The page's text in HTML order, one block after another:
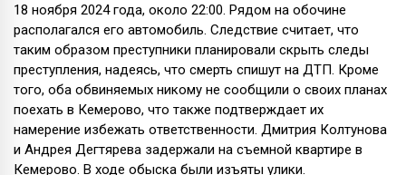
18 ноября 2024 года, около 22:00. Рядом на обочине
располагался его автомобиль. Следствие считает, что
таким образом преступники планировали скрыть следы
преступления, надеясь, что смерть спишут на ДТП. Кроме
того, оба обвиняемых никому не сообщили о своих планах
поехать в Кемерово, что также подтверждает их
намерение избежать ответственности. Дмитрия Колтунова
и Андрея Дегтярева задержали на съемной квартире в
Кемерово. В ходе обыска были изъяты улики.